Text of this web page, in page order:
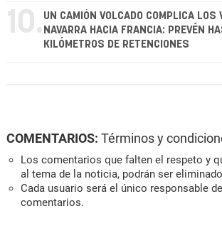
10. UN CAMIÓN VOLCADO COMPLICA LOS
NAVARRA HACIA FRANCIA: PREVÉN
KILÓMETROS DE RETENCIONES
COMENTARIOS: Términos y
Los comentarios que falten el respeto y
al tema de la noticia, podrán ser
Cada usuario será el único responsable
comentarios.